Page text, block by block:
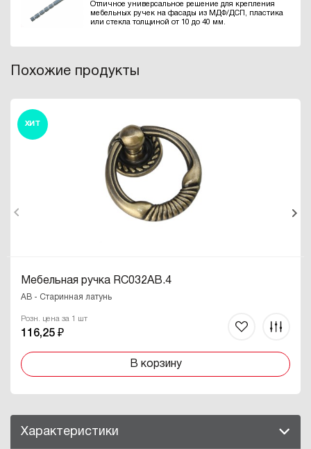
Отличное универсальное решение для крепления
мебельных ручек на фасады из МДФ/ДСП, пластика
или стекла толщиной от 10 до 40 мм.
Похожие продукты
ХИТ
Мебельная ручка RC032AB.4
AB - Старинная латунь
Розн. цена за 1 шт
116,25 ₽
В корзину
Характеристики